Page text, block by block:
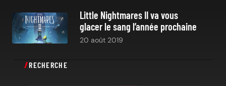
Little Nightmares II va vous
glacer le sang l’année prochaine
20 août 2019
RECHERCHE